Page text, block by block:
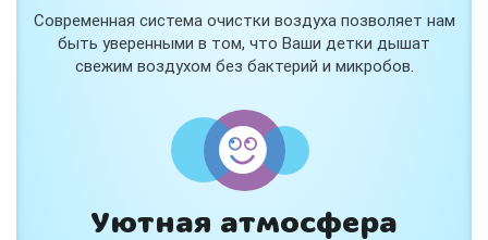
Современная система очистки воздуха позволяет нам
быть уверенными в том, что Ваши детки дышат
свежим воздухом без бактерий и микробов.
Уютная атмосфера